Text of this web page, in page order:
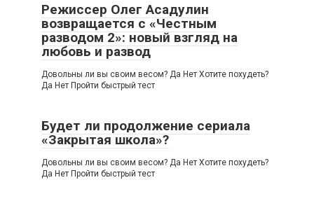
Режиссер Олег Асадулин
возвращается с «Честным
разводом 2»: новый взгляд на
любовь и развод
Довольны ли вы своим весом? Да Нет Хотите похудеть?
Да Нет Пройти быстрый тест
Будет ли продолжение сериала
«Закрытая школа»?
Довольны ли вы своим весом? Да Нет Хотите похудеть?
Да Нет Пройти быстрый тест